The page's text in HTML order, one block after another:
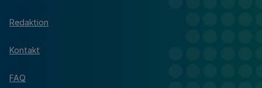
Redaktion
Kontakt
FAQ